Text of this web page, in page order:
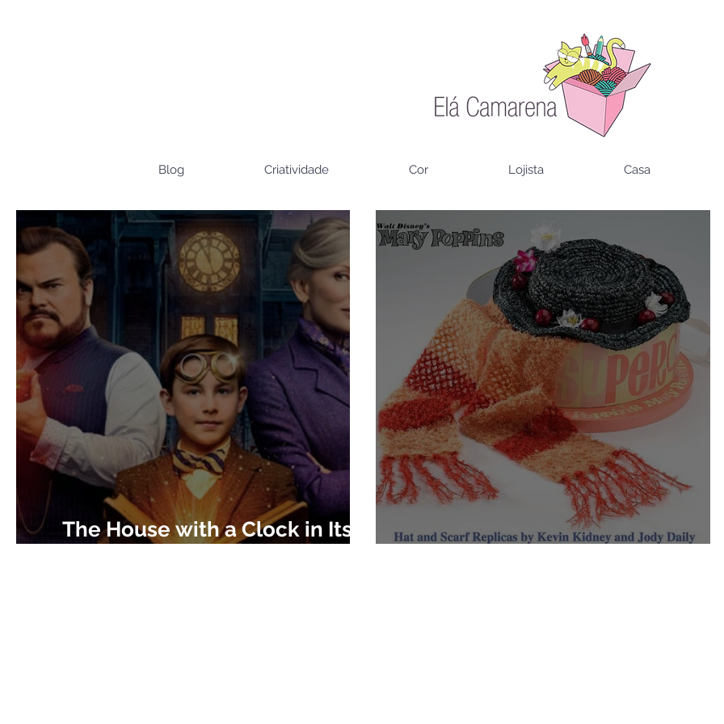
Blog Criatividade Cor Lojista Casa
The House with a Clock in Its